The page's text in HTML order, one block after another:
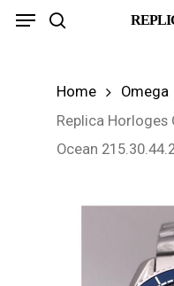
SkipMenu
Home Omega
Replica Horloges
Ocean